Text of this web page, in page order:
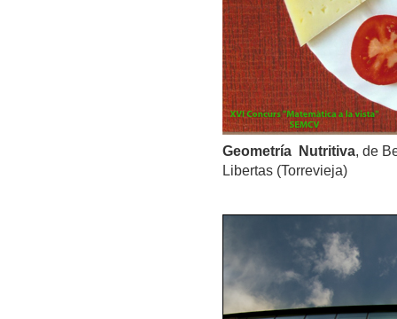
Geometría Nutritiva, de
Libertas (Torrevieja)